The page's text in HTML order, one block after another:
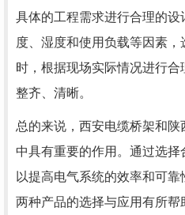
具体的工程需求进行合理的
度、湿度和使用负载等因素
时，根据现场实际情况进行
整齐、清晰。
总的来说，西安电缆桥架和
中具有重要的作用。通过选
以提高电气系统的效率和可
两种产品的选择与应用有所